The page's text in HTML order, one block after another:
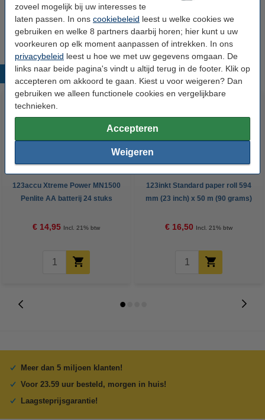
zoveel mogelijk bij uw interesses te
laten passen. In ons cookiebeleid leest u welke cookies we
gebruiken en welke 8 partners daarbij horen; hier kunt u uw
voorkeuren op elk moment aanpassen of intrekken. In ons
privacybeleid leest u hoe we met uw gegevens omgaan. De
links naar beide pagina's vindt u altijd terug in de footer. Klik op
accepteren om akkoord te gaan. Kiest u voor weigeren? Dan
gebruiken we alleen functionele cookies en vergelijkbare
technieken.
Accepteren
Weigeren
Aanbieding: 3x 123inkt Standard paper roll 841
mm (33 inch) x 50 m (90 grams)
€ 68,50
Populaire producten
123accu Xtreme Power MN1500
Penlite AA batterij 24 stuks
€ 14,95 Incl. 21% btw
123inkt Standard paper roll 594
mm (23 inch) x 50 m (90 grams)
€ 16,50 Incl. 21% btw
Meer dan 5 miljoen klanten!
Voor 23.59 uur besteld, morgen in huis!
Laagsteprijsgarantie!